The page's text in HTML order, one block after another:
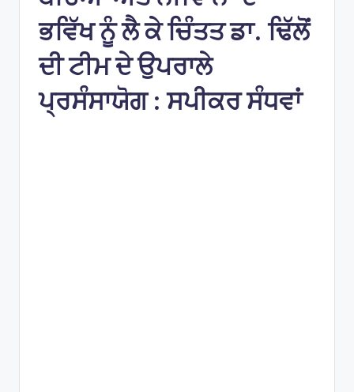
ਭਵਿੱਖ ਨੂੰ ਲੈ ਕੇ ਚਿੰਤਤ ਡਾ. ਢਿੱਲੋਂ
ਦੀ ਟੀਮ ਦੇ ਉਪਰਾਲੇ
ਪ੍ਰਸੰਸਾਯੋਗ : ਸਪੀਕਰ ਸੰਧਵਾਂ